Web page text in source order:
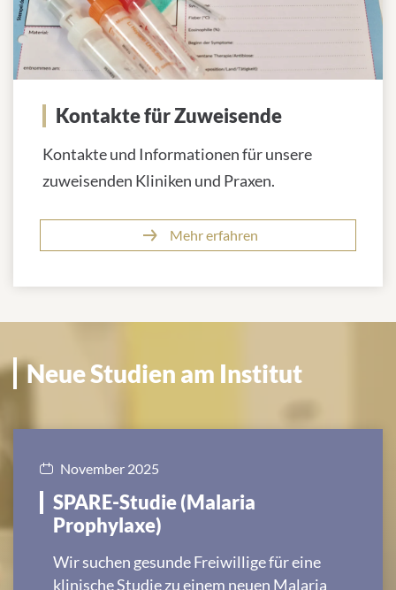
Kontakte für Zuweisende
Kontakte und Informationen für unsere
zuweisenden Kliniken und Praxen.
Mehr erfahren
Neue Studien am Institut
November 2025
SPARE-Studie (Malaria
Prophylaxe)
Wir suchen gesunde Freiwillige für eine
klinische Studie zu einem neuen Malaria